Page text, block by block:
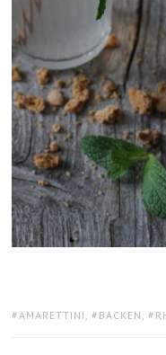
TAGS:
AMARETTINI , BACKEN ,